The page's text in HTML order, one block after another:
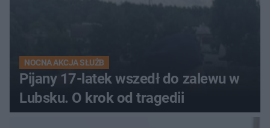
NOCNA AKCJA SŁUŻB
Pijany 17-latek wszedł do zalewu w
Lubsku. O krok od tragedii